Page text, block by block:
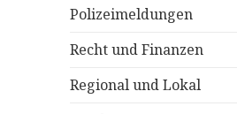
Polizeimeldungen
Recht und Finanzen
Regional und Lokal